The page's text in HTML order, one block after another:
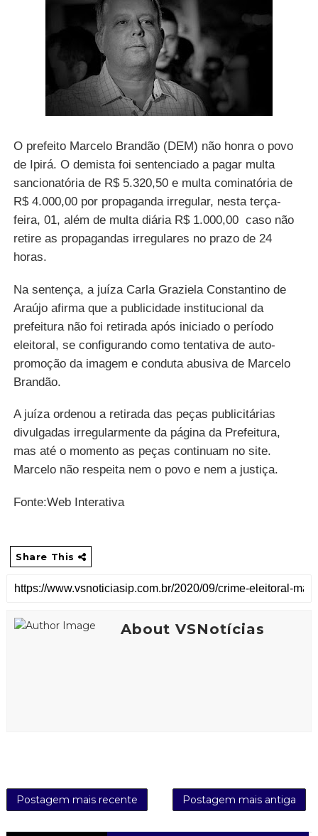
O prefeito Marcelo Brandão (DEM) não honra o povo
de Ipirá. O demista foi sentenciado a pagar multa
sancionatória de R$ 5.320,50 e multa cominatória de
R$ 4.000,00 por propaganda irregular, nesta terça-
feira, 01, além de multa diária R$ 1.000,00 caso não
retire as propagandas irregulares no prazo de 24
horas.
Na sentença, a juíza Carla Graziela Constantino de
Araújo afirma que a publicidade institucional da
prefeitura não foi retirada após iniciado o período
eleitoral, se configurando como tentativa de auto-
promoção da imagem e conduta abusiva de Marcelo
Brandão.
A juíza ordenou a retirada das peças publicitárias
divulgadas irregularmente da página da Prefeitura,
mas até o momento as peças continuam no site.
Marcelo não respeita nem o povo e nem a justiça.
Fonte:Web Interativa
Share This
About VSNotícias
Postagem mais recente Postagem mais antiga